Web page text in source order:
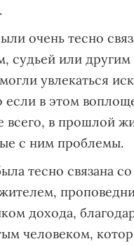
очень тесно
судьей или
увлекаться
в этом
всего, в прошлой
с ним проблемы.
тесно связана
дохода,
человеком,